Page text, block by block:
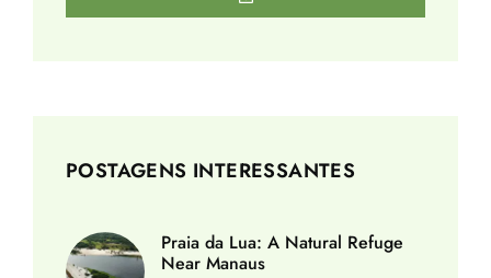
POSTAGENS INTERESSANTES
Praia da Lua: A Natural Refuge
Near Manaus